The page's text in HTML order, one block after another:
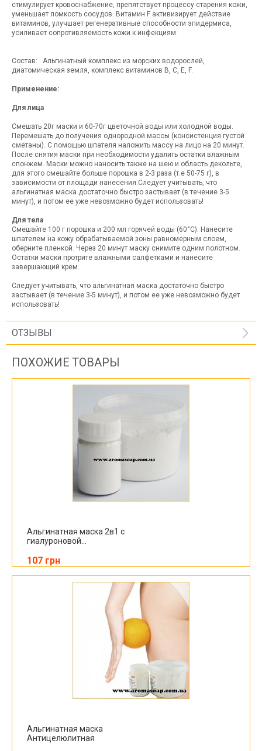
стимулирует кровоснабжение, препятствует процессу старения кожи,
уменьшает ломкость сосудов. Витамин F активизирует действие
витаминов, улучшает регенеративные способности эпидермиса,
усиливает сопротивляемость кожи к инфекциям.
Состав: Альгинатный комплекс из морских водорослей,
диатомическая земля, комплекс витаминов В, С, Е, F.
Применение:
Для лица
Смешать 20г маски и 60-70г цветочной воды или холодной воды.
Перемешать до получения однородной массы (консистенция густой
сметаны). С помощью шпателя наложить массу на лицо на 20 минут.
После снятия маски при необходимости удалить остатки влажным
спонжем. Маски можно наносить также на шею и область декольте,
для этого смешайте больше порошка в 2-3 раза (т.е 50-75 г), в
зависимости от площади нанесения.Следует учитывать, что
альгинатная маска достаточно быстро застывает (в течение 3-5
минут), и потом ее уже невозможно будет использовать!
Для тела
Смешайте 100 г порошка и 200 мл горячей воды (60°С). Нанесите
шпателем на кожу обрабатываемой зоны равномерным слоем,
оберните пленкой. Через 20 минут маску снимите одним полотном.
Остатки маски протрите влажными салфетками и нанесите
завершающий крем.
Следует учитывать, что альгинатная маска достаточно быстро
застывает (в течение 3-5 минут), и потом ее уже невозможно будет
использовать!
ОТЗЫВЫ
ПОХОЖИЕ ТОВАРЫ
Альгинатная маска 2в1 с
гиалуроновой...
107 грн
Альгинатная маска
Антицелюлитная